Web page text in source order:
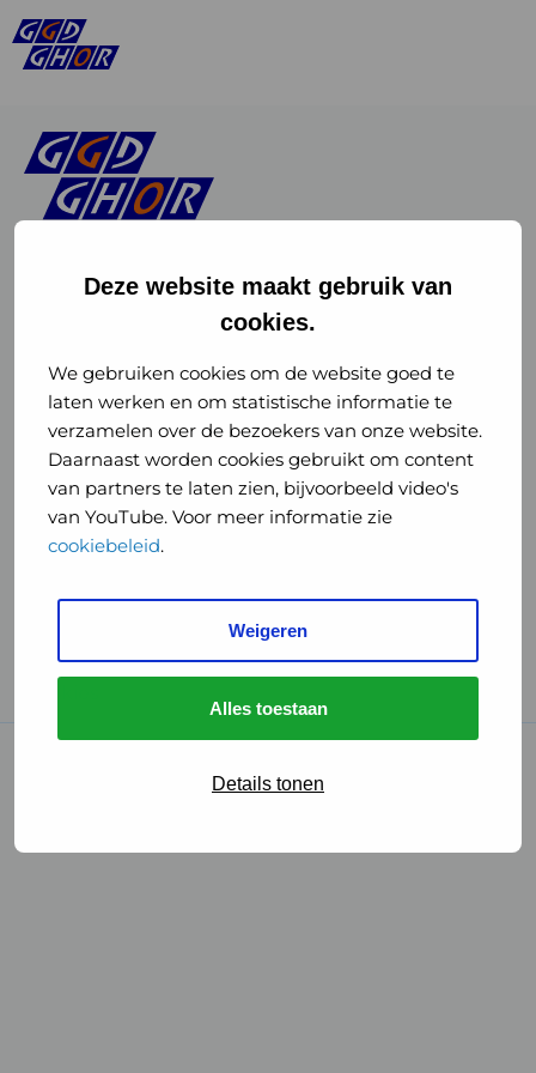
Deze website maakt gebruik van
cookies.
We gebruiken cookies om de website goed te
laten werken en om statistische informatie te
verzamelen over de bezoekers van onze website.
Daarnaast worden cookies gebruikt om content
van partners te laten zien, bijvoorbeeld video's
van YouTube. Voor meer informatie zie
cookiebeleid.
Weigeren
Alles toestaan
Details tonen
of
GGD
GHOR
Nederland
Instagram
of
GGD
GHOR
Nederland
GGD Reizen op social media
GGD Reizen
GGD Reisvaccinaties